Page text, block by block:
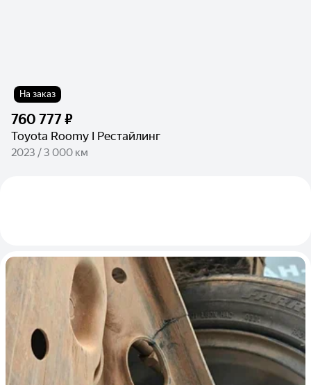
На заказ
760 777 ₽
Toyota Roomy I Рестайлинг
2023 / 3 000 км